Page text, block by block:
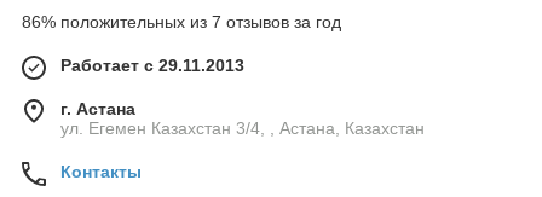
86% положительных из 7 отзывов за год
Работает с 29.11.2013
г. Астана
ул. Егемен Казахстан 3/4, , Астана, Казахстан
Контакты